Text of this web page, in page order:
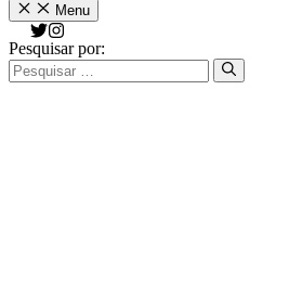
Menu
Pesquisar por: